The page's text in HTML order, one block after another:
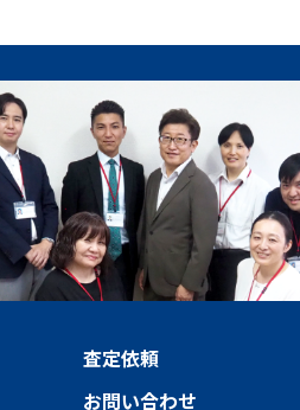
査定依頼
お問い合わせ